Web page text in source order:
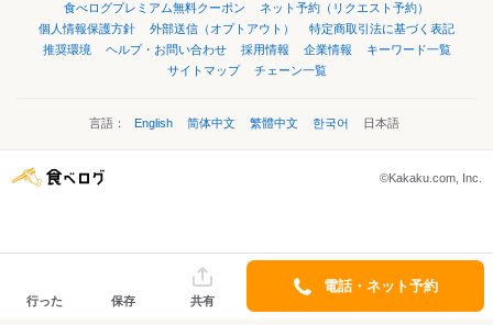
食べログプレミアム無料クーポン
ネット予約（リクエスト予約）
個人情報保護方針
外部送信（オプトアウト）
特定商取引法に基づく表記
推奨環境
ヘルプ・お問い合わせ 採用情報 企業情報
キーワード一覧
サイトマップ
チェーン一覧
言語： English 简体中文 繁體中文 한국어 日本語
©Kakaku.com, Inc.
行った 保存 共有
電話・ネット予約